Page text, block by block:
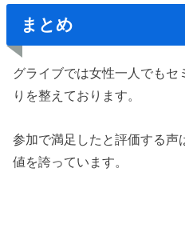
まとめ
グライブでは女性一人でもセ
りを整えております。
参加で満足したと評価する声
値を誇っています。